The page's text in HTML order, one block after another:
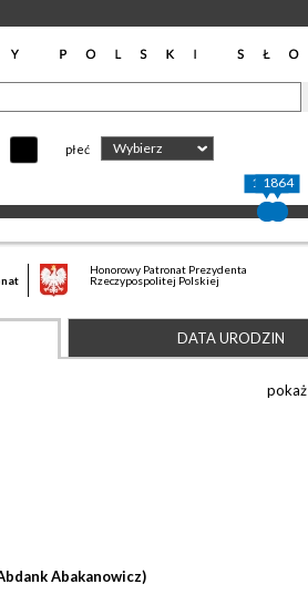
płeć Wybierz
1832
1864
Honorowy Patronat Prezydenta
Rzeczypospolitej Polskiej
DATA URODZIN
pokaż
Abakanowicz)